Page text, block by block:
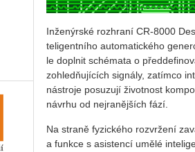
In­že­nýr­ské roz­hra­ní CR-8000
te­li­gent­ní­ho au­to­ma­tic­ké­ho
le do­pl­nit sché­ma­ta o
zo­hledňují­cích sig­ná­ly, za­tím­co
ná­stro­je po­su­zu­jí ži­vot­nost
ná­vr­hu od nej­ra­něj­ších fází.
Na stra­ně fy­zic­ké­ho roz­vr­že­ní
a funk­ce s asi­s­ten­cí umělé